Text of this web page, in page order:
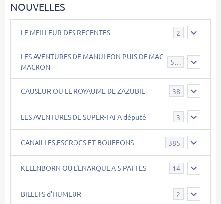
NOUVELLES
LE MEILLEUR DES RECENTES 2
LES AVENTURES DE MANULEON PUIS DE MAC-
MACRON
543
CAUSEUR OU LE ROYAUME DE ZAZUBIE 38
LES AVENTURES DE SUPER-FAFA député 3
CANAILLES,ESCROCS ET BOUFFONS 385
KELENBORN OU L'ENARQUE A 5 PATTES 14
BILLETS d'HUMEUR 2